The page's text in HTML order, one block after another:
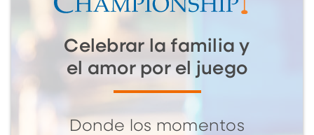
Celebrar la familia y
el amor por el juego
Donde los momentos